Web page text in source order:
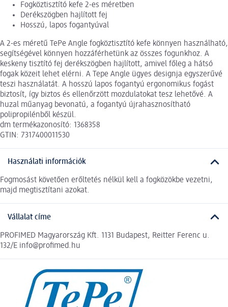
Fogköztisztító kefe 2-es méretben
Derékszögben hajlított fej
Hosszú, lapos fogantyúval
A 2-es méretű TePe Angle fogköztisztító kefe könnyen használható,
segítségével könnyen hozzáférhetünk az összes fogunkhoz. A
keskeny tisztító fej derékszögben hajlított, amivel főleg a hátsó
fogak közeit lehet elérni. A Tepe Angle ügyes designja egyszerűvé
teszi használatát. A hosszú lapos fogantyú ergonomikus fogást
biztosít, így biztos és ellenőrzött mozdulatokat tesz lehetővé. A
huzal műanyag bevonatú, a fogantyú újrahasznosítható
polipropilénből készül.
dm termékazonosító: 1368358
GTIN: 7317400011530
Használati információk
Fogmosást követően erőltetés nélkül kell a fogközökbe vezetni,
majd megtisztítani azokat.
Vállalat címe
PROFIMED Magyarország Kft. 1131 Budapest, Reitter Ferenc u.
132/E info@profimed.hu